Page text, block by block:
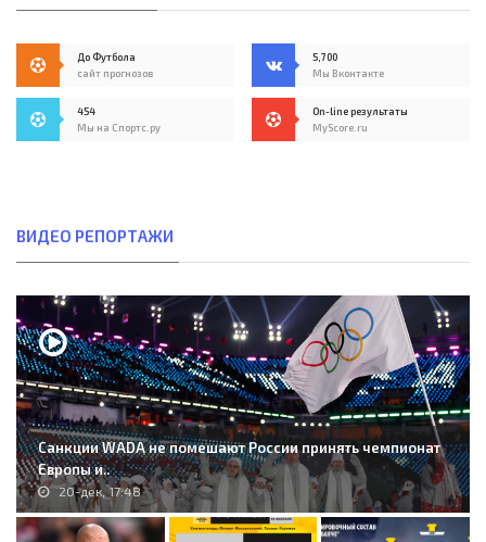
До Футбола
сайт прогнозов
5,700
Мы Вконтакте
454
Мы на Спортс.ру
On-line результаты
MyScore.ru
ВИДЕО РЕПОРТАЖИ
Санкции WADA не помешают России принять чемпионат
Европы и..
20-дек, 17:48